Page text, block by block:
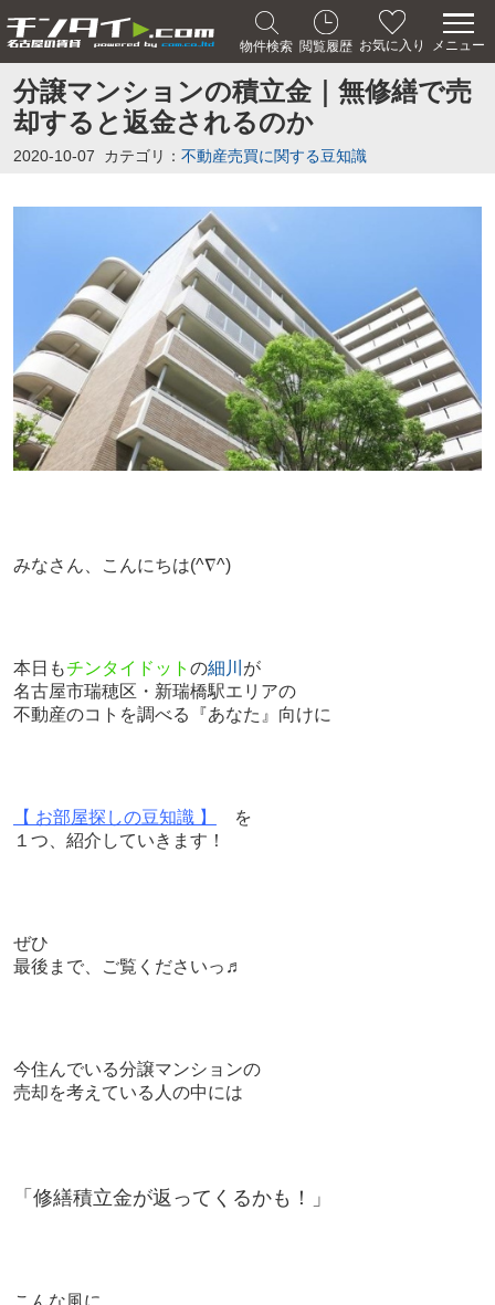
物件検索 閲覧履歴 お気に入り メニュー
分譲マンションの積立金｜無修繕で売
却すると返金されるのか
2020-10-07 カテゴリ： 不動産売買に関する豆知識
みなさん、こんにちは(^∇^)
本日もチンタイドット の細川 が
名古屋市瑞穂区・新瑞橋駅エリアの
不動産のコトを調べる『あなた』向けに
【 お部屋探しの豆知識 】
を
１つ、紹介していきます！
ぜひ
最後まで、ご覧くださいっ♬
今住んでいる分譲マンションの
売却を考えている人の中には
「修繕積立金が返ってくるかも！」
こんな風に